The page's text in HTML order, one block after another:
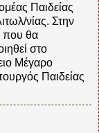
Παιδείας
νίας. Στην
που θα
στο
Μέγαρο
Παιδείας